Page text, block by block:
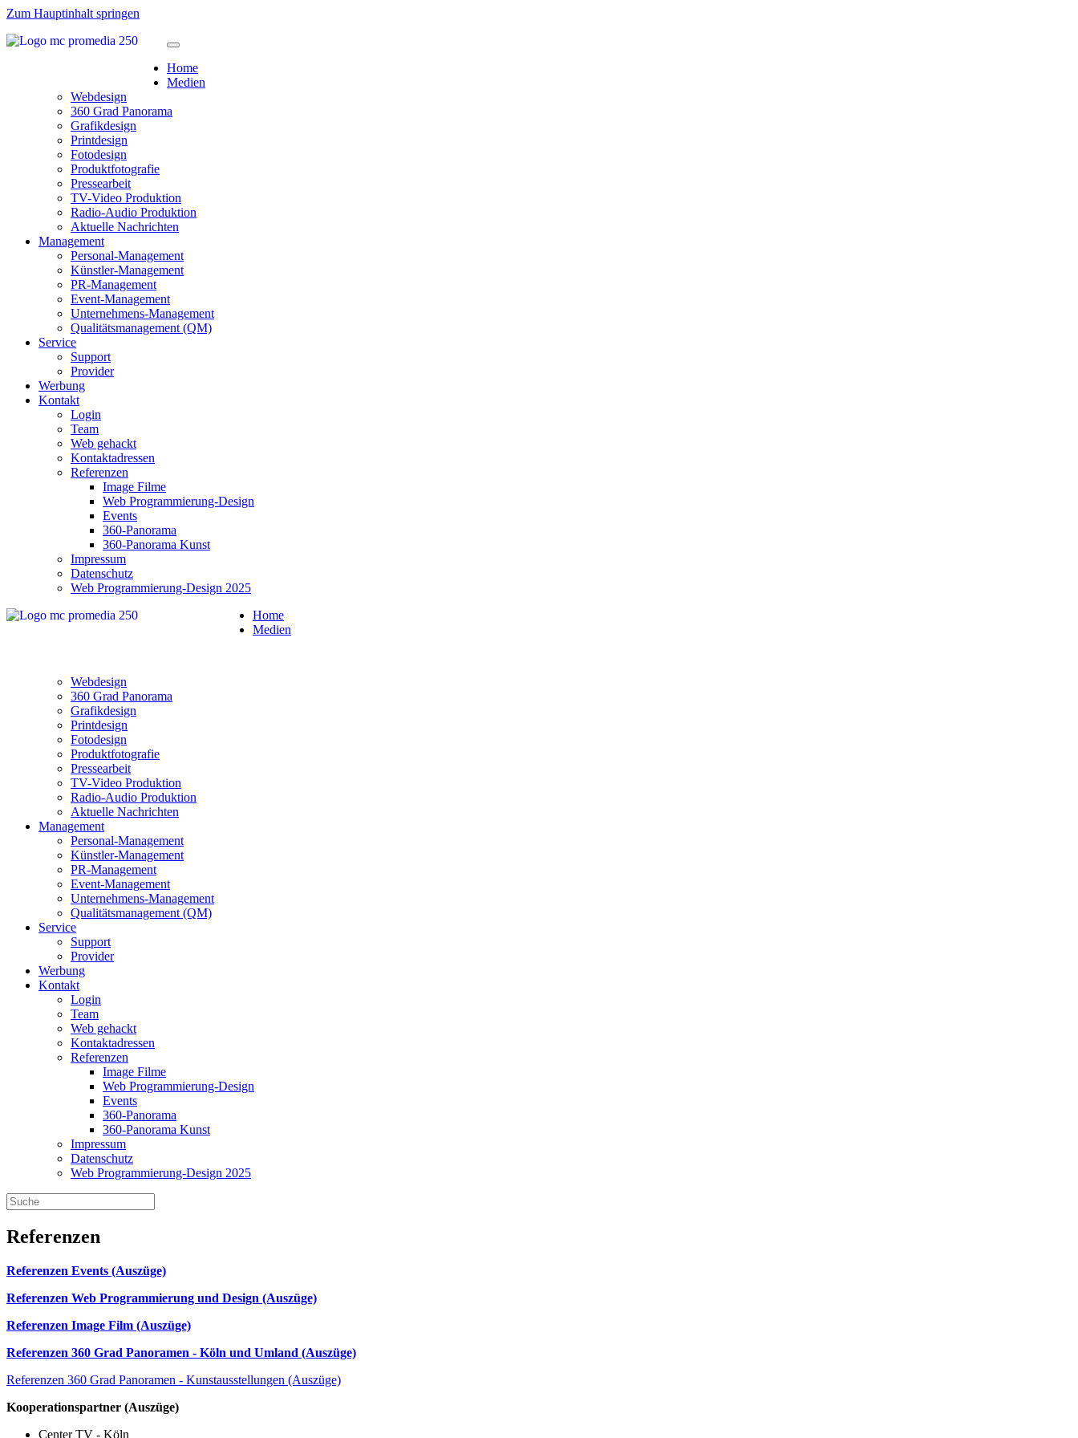
Zum Hauptinhalt springen
Home
Medien
Webdesign
360 Grad Panorama
Grafikdesign
Printdesign
Fotodesign
Produktfotografie
Pressearbeit
TV-Video Produktion
Radio-Audio Produktion
Aktuelle Nachrichten
Management
Personal-Management
Künstler-Management
PR-Management
Event-Management
Unternehmens-Management
Qualitätsmanagement (QM)
Service
Support
Provider
Werbung
Kontakt
Login
Team
Web gehackt
Kontaktadressen
Referenzen
Image Filme
Web Programmierung-Design
Events
360-Panorama
360-Panorama Kunst
Impressum
Datenschutz
Web Programmierung-Design 2025
Home
Medien
Webdesign
360 Grad Panorama
Grafikdesign
Printdesign
Fotodesign
Produktfotografie
Pressearbeit
TV-Video Produktion
Radio-Audio Produktion
Aktuelle Nachrichten
Management
Personal-Management
Künstler-Management
PR-Management
Event-Management
Unternehmens-Management
Qualitätsmanagement (QM)
Service
Support
Provider
Werbung
Kontakt
Login
Team
Web gehackt
Kontaktadressen
Referenzen
Image Filme
Web Programmierung-Design
Events
360-Panorama
360-Panorama Kunst
Impressum
Datenschutz
Web Programmierung-Design 2025
Referenzen
Referenzen Events (Auszüge)
Referenzen Web Programmierung und Design (Auszüge)
Referenzen Image Film (Auszüge)
Referenzen 360 Grad Panoramen - Köln und Umland (Auszüge)
Referenzen 360 Grad Panoramen - Kunstausstellungen (Auszüge)
Kooperationspartner (Auszüge)
Center TV - Köln